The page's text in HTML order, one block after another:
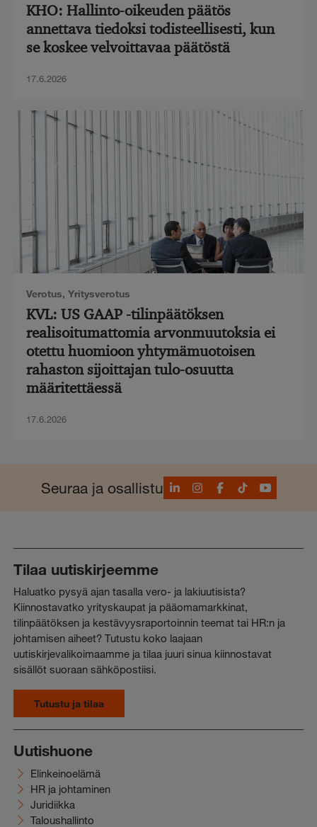
KHO: Hallinto-oikeuden päätös
annettava tiedoksi todisteellisesti, kun
se koskee velvoittavaa päätöstä
17.6.2026
Verotus, Yritysverotus
KVL: US GAAP -tilinpäätöksen
realisoitumattomia arvonmuutoksia ei
otettu huomioon yhtymämuotoisen
rahaston sijoittajan tulo-osuutta
määritettäessä
17.6.2026
Seuraa ja osallistuLinkedInInstagram
Facebook
TikTokYouTube
Tilaa uutiskirjeemme
Haluatko pysyä ajan tasalla vero- ja lakiuutisista?
Kiinnostavatko yrityskaupat ja pääomamarkkinat,
tilinpäätöksen ja kestävyysraportoinnin teemat tai HR:n ja
johtamisen aiheet? Tutustu koko laajaan
uutiskirjevalikoimaamme ja tilaa juuri sinua kiinnostavat
sisällöt suoraan sähköpostiisi.
Tutustu ja tilaa
Uutishuone
Elinkeinoelämä
HR ja johtaminen
Juridiikka
Taloushallinto